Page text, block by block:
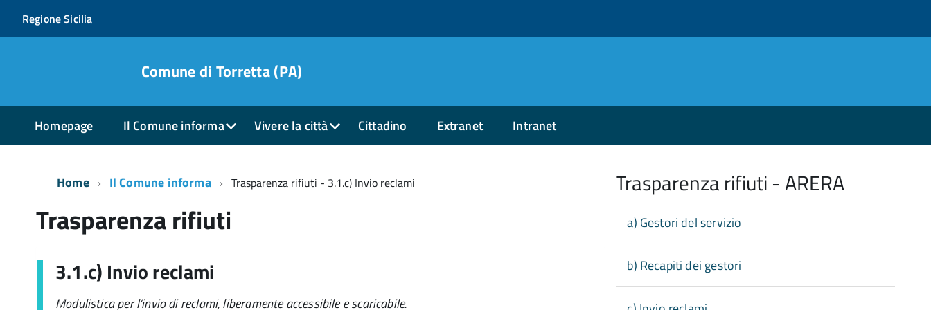
Regione Sicilia
Comune di Torretta (PA)
Homepage Il Comune informa Vivere la città Cittadino Extranet Intranet
Home Il Comune informa Trasparenza rifiuti - 3.1.c) Invio reclami
Trasparenza rifiuti
3.1.c) Invio reclami
Modulistica per l’invio di reclami, liberamente accessibile e scaricabile.
Trasparenza rifiuti - ARERA
a) Gestori del servizio
b) Recapiti dei gestori